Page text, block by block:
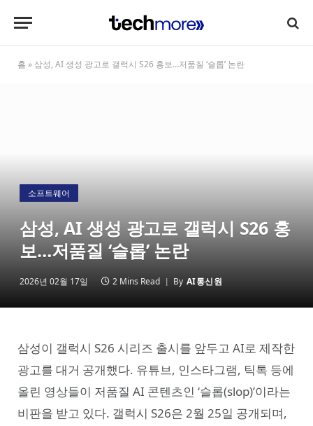
홈 » 삼성, AI 생성 광고로 갤럭시 S26 홍보…저품질 ‘슬롭’ 논란
소프트웨어
삼성, AI 생성 광고로 갤럭시 S26 홍
보…저품질 ‘슬롭’ 논란
2026년 02월 17일 2 Mins Read By AI통신원
삼성이 갤럭시 S26 시리즈 출시를 앞두고 AI로 제작한
광고를 대거 공개했다. 유튜브, 인스타그램, 틱톡 등에
올린 영상들이 저품질 AI 콘텐츠인 ‘슬롭(slop)’이라는
비판을 받고 있다. 갤럭시 S26은 2월 25일 공개되며,